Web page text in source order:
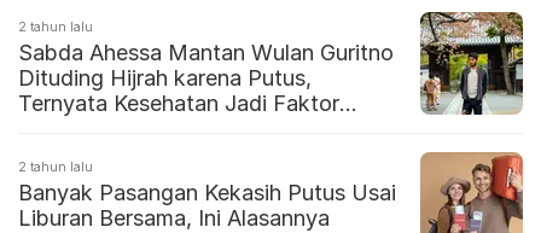
2 tahun lalu
Sabda Ahessa Mantan Wulan Guritno
Dituding Hijrah karena Putus,
Ternyata Kesehatan Jadi Faktor
2 tahun lalu
Banyak Pasangan Kekasih Putus Usai
Liburan Bersama, Ini Alasannya